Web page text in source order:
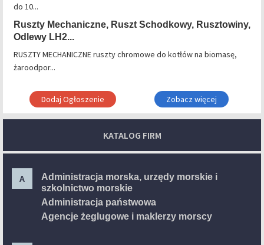
do 10...
Ruszty Mechaniczne, Ruszt Schodkowy, Rusztowiny,
Odlewy LH2...
RUSZTY MECHANICZNE ruszty chromowe do kotłów na biomasę,
żaroodpor...
Dodaj Ogłoszenie Zobacz więcej
KATALOG FIRM
A
Administracja morska, urzędy morskie i
szkolnictwo morskie
Administracja państwowa
Agencje żeglugowe i maklerzy morscy